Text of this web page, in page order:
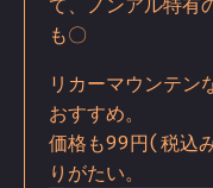
も〇
リカーマウンテン
おすすめ。
価格も99円(税込
りがたい。